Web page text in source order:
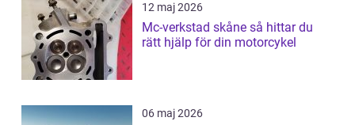
12 maj 2026
Mc-verkstad skåne så hittar du
rätt hjälp för din motorcykel
06 maj 2026